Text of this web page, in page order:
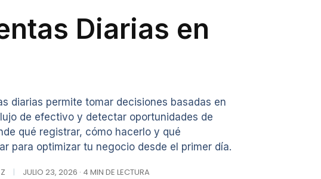
Diarias en
diarias permite tomar decisiones basadas en
de efectivo y detectar oportunidades de
qué registrar, cómo hacerlo y qué
para optimizar tu negocio desde el primer día.
| JULIO 23, 2026 · 4 MIN DE LECTURA